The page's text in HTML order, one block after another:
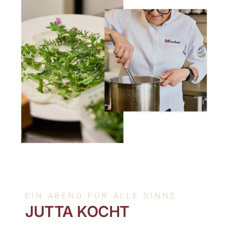
EIN ABEND FÜR ALLE SINNE
JUTTA KOCHT